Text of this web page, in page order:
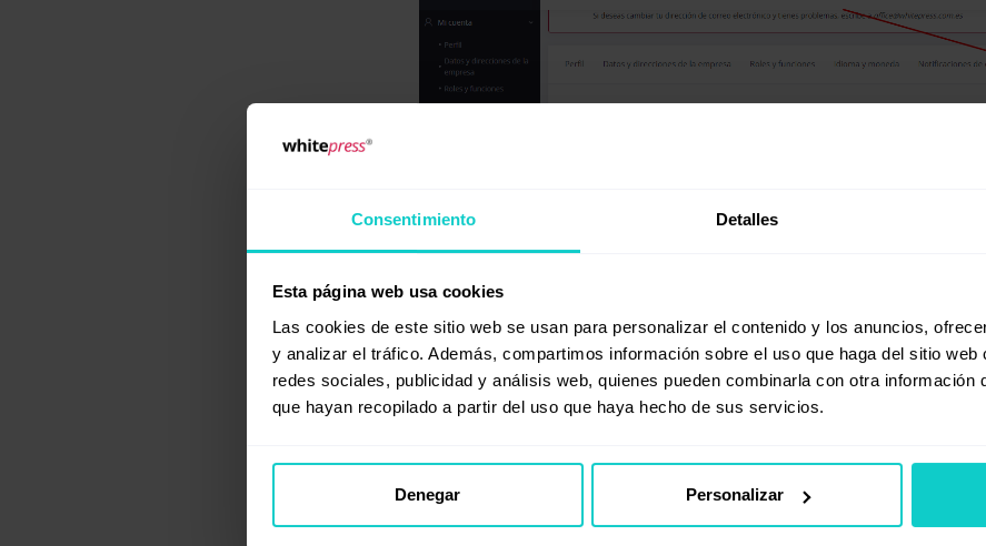
Consentimiento Detalles
Esta página web usa cookies
Las cookies de este sitio web se usan para personalizar el contenido y los anuncios,
y analizar el tráfico. Además, compartimos información sobre el uso que haga del sitio web
redes sociales, publicidad y análisis web, quienes pueden combinarla con otra información
que hayan recopilado a partir del uso que haya hecho de sus servicios.
Denegar Personalizar